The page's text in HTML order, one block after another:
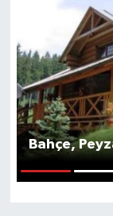
Bahçe,
Son
Haber Arşivi